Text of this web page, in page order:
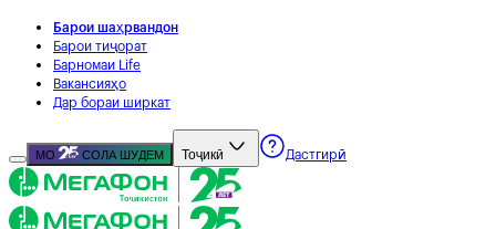
Барои шаҳрвандон
Барои тиҷорат
Барномаи Life
Вакансияҳо
Дар бораи ширкат
МО СОЛА ШУДЕМ Тоҷикӣ Дастгирӣ